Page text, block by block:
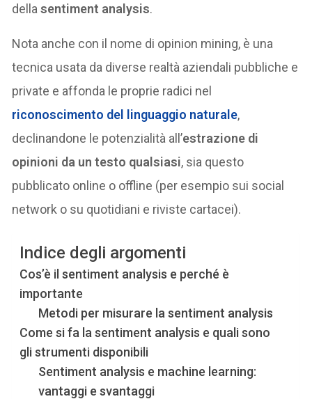
dellasentiment analysis.
Nota anche con il nome di opinion mining, è una
tecnica usata da diverse realtà aziendali pubbliche e
private e affonda le proprie radici nel
riconoscimento del linguaggio naturale,
declinandone le potenzialità all’estrazione di
opinioni da un testo qualsiasi, sia questo
pubblicato online o offline (per esempio sui social
network o su quotidiani e riviste cartacei).
Indice degli argomenti
Cos’è il sentiment analysis e perché è
importante
Metodi per misurare la sentiment analysis
Come si fa la sentiment analysis e quali sono
gli strumenti disponibili
Sentiment analysis e machine learning:
vantaggi e svantaggi